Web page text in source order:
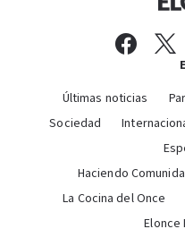
Últimas noticias
Sociedad
Haciendo
La Cocina del Once
Elonce